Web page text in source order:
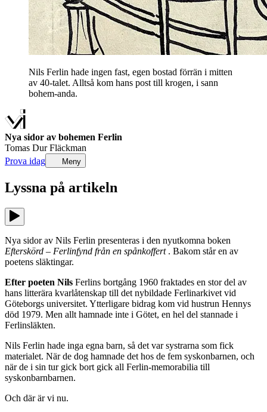
Nils Ferlin hade ingen fast, egen bostad förrän i mitten
av 40-talet. Alltså kom hans post till krogen, i sann
bohem-anda.
Nya sidor av bohemen Ferlin
Tomas Dur Fläckman
Prova idag
Meny
Lyssna på artikeln
Nya sidor av Nils Ferlin presenteras i den nyutkomna boken
Efterskörd – Ferlinfynd från en spånkoffert. Bakom står en av
poetens släktingar.
Efter poeten Nils Ferlins bortgång 1960 fraktades en stor del av
hans litterära kvarlåtenskap till det nybildade Ferlinarkivet vid
Göteborgs universitet. Ytterligare bidrag kom vid hustrun Hennys
död 1979. Men allt hamnade inte i Götet, en hel del stannade i
Ferlinsläkten.
Nils Ferlin hade inga egna barn, så det var systrarna som fick
materialet. När de dog hamnade det hos de fem syskonbarnen, och
när de i sin tur gick bort gick all Ferlin-memorabilia till
syskonbarnbarnen.
Och där är vi nu.